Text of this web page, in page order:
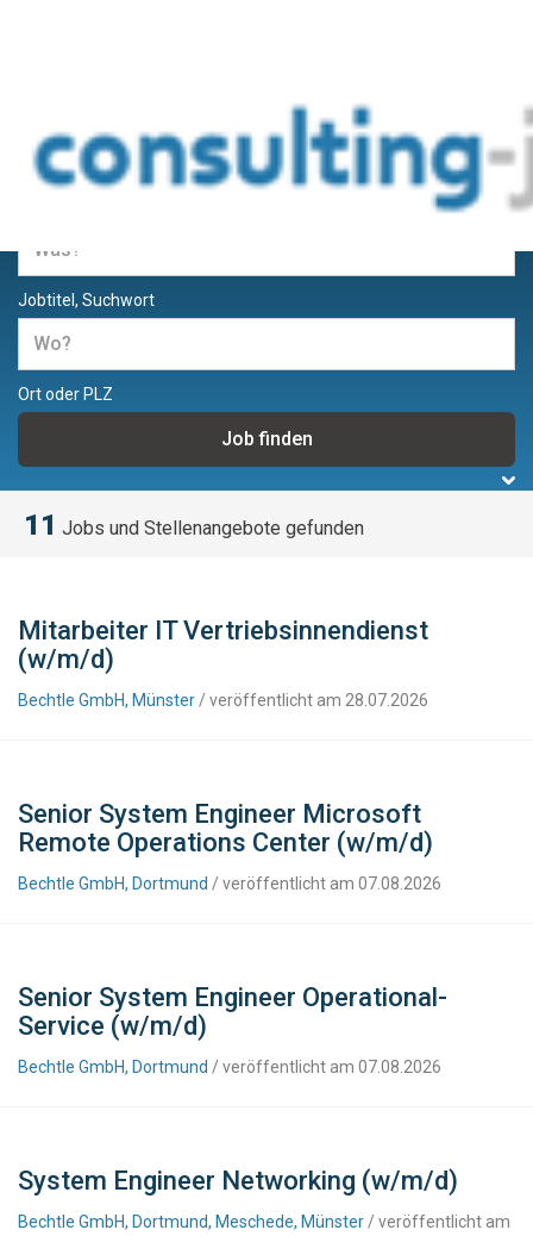
Jobs und Stellenangebote für
Berater und Consultants
Jobtitel, Suchwort
Ort oder PLZ
11 Jobs und Stellenangebote gefunden
Mitarbeiter IT Vertriebsinnendienst
(w/m/d)
Bechtle GmbH, Münster / veröffentlicht am 28.07.2026
Senior System Engineer Microsoft
Remote Operations Center (w/m/d)
Bechtle GmbH, Dortmund / veröffentlicht am 07.08.2026
Senior System Engineer Operational-
Service (w/m/d)
Bechtle GmbH, Dortmund / veröffentlicht am 07.08.2026
System Engineer Networking (w/m/d)
Bechtle GmbH, Dortmund, Meschede, Münster / veröffentlicht am